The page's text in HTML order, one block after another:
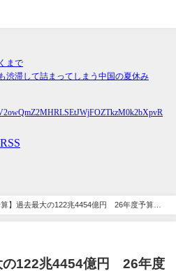
算】過去最大の122兆4454億円 26年度予算概
の122兆4454億円 26年度